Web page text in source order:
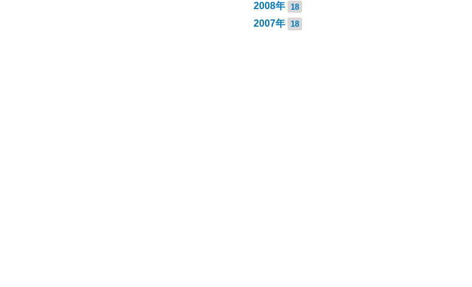
2008年 18
2007年 18